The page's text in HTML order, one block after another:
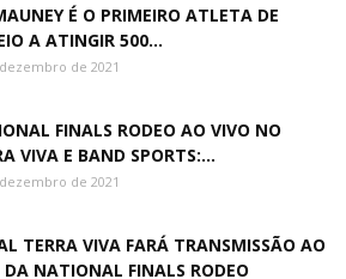
É O PRIMEIRO ATLETA DE
A ATINGIR 500...
de 2021
FINALS RODEO AO VIVO NO
VIVA E BAND SPORTS:...
de 2021
TERRA VIVA FARÁ TRANSMISSÃO AO
DA NATIONAL FINALS RODEO